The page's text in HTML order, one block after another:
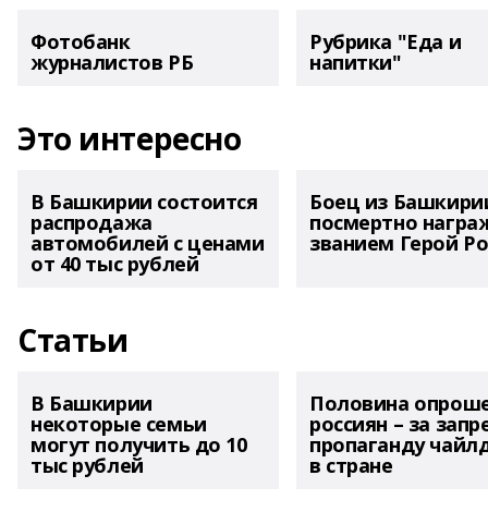
Фотобанк
журналистов РБ
Рубрика "Еда и
напитки"
Это интересно
В Башкирии состоится
распродажа
автомобилей с ценами
от 40 тыс рублей
Боец из
посмертно
званием Герой
Статьи
В Башкирии
некоторые семьи
могут получить до 10
тыс рублей
Половина
россиян – за
пропаганду
в стране